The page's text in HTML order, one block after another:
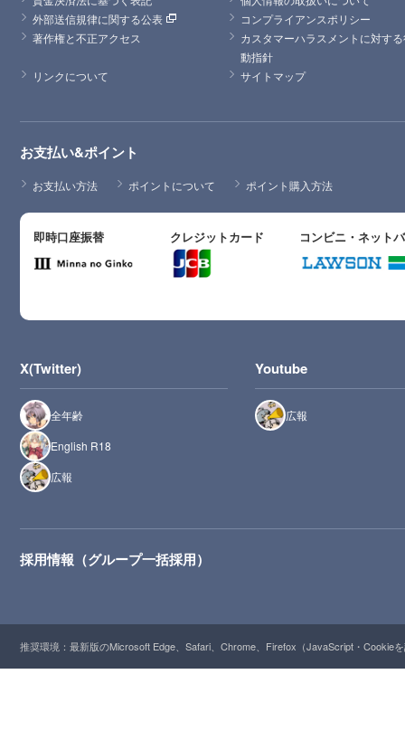
外部送信規律に関する公表
コンプライアンスポリシー
著作権と不正アクセス
カスタマーハラスメントに対す
動指針
リンクについて
サイトマップ
お支払い&ポイント
お支払い方法 ポイントについて ポイント購入方法
即時口座振替 クレジットカード コンビニ・ネット
X(Twitter)
全年齢
English R18
広報
Youtube
広報
採用情報（グループ一括採用）
推奨環境：最新版のMicrosoft Edge、Safari、Chrome、Firefox（JavaScript・Cookie